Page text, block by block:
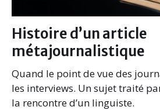
Histoire d’un article
métajournalistique
Quand le point de vue des
les interviews. Un sujet traité
la rencontre d’un linguiste.